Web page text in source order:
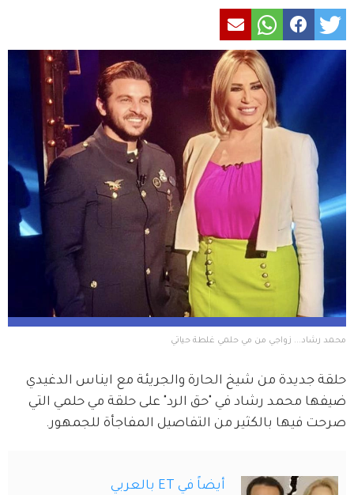
محمد رشاد... زواجي من مي حلمي غلطة حياتي
حلقة جديدة من شيخ الحارة والجريئة مع ايناس الدغيدي
ضيفها محمد رشاد في "حق الرد" على حلقة مي حلمي التي
صرحت فيها بالكثير من التفاصيل المفاجأة للجمهور.
أيضاً في ET بالعربي